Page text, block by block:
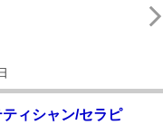
ィシャン/セラピ